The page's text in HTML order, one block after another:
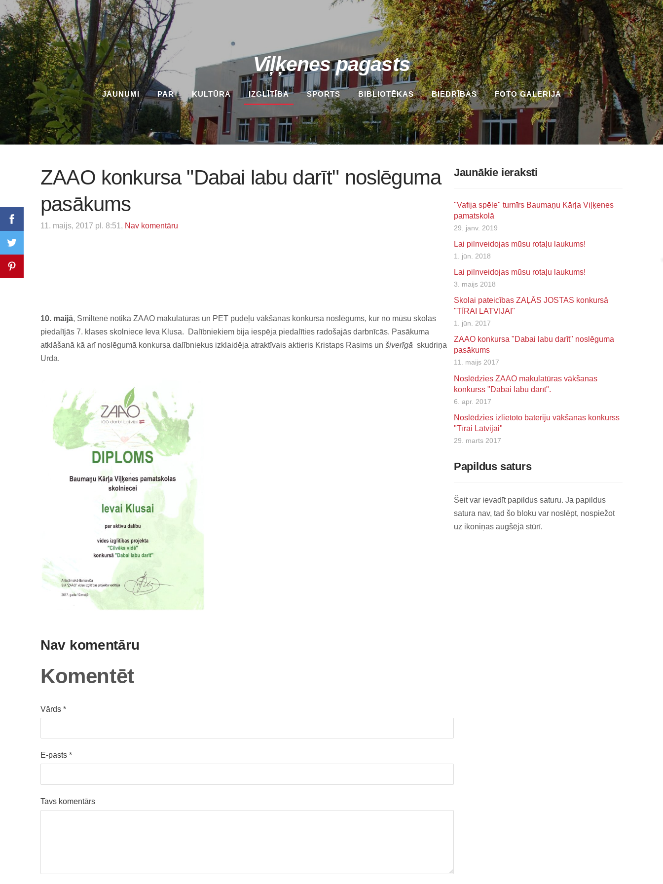
Viļķenes pagasts
JAUNUMI PAR KULTŪRA IZGLĪTĪBA SPORTS BIBLIOTĒKAS BIEDRĪBAS FOTO GALERIJA
Jaunākie ieraksti
"Vafija spēle" turnīrs Baumaņu Kārļa Viļķenes
pamatskolā
29. janv. 2019
Lai pilnveidojas mūsu rotaļu laukums!
1. jūn. 2018
Lai pilnveidojas mūsu rotaļu laukums!
3. maijs 2018
Skolai pateicības ZAĻĀS JOSTAS konkursā
"TĪRAI LATVIJAI"
1. jūn. 2017
ZAAO konkursa "Dabai labu darīt" noslēguma
pasākums
11. maijs 2017
Noslēdzies ZAAO makulatūras vākšanas
konkurss "Dabai labu darīt".
6. apr. 2017
Noslēdzies izlietoto bateriju vākšanas konkurss
"Tīrai Latvijai"
29. marts 2017
Papildus saturs
Šeit var ievadīt papildus saturu. Ja papildus
satura nav, tad šo bloku var noslēpt, nospiežot
uz ikoniņas augšējā stūrī.
ZAAO konkursa "Dabai labu darīt" noslēguma
pasākums
11. maijs, 2017 pl. 8:51, Nav komentāru
10. maijā, Smiltenē notika ZAAO makulatūras un PET pudeļu vākšanas konkursa noslēgums, kur no mūsu skolas
piedalījās 7. klases skolniece Ieva Klusa. Dalībniekiem bija iespēja piedalīties radošajās darbnīcās. Pasākuma
atklāšanā kā arī noslēgumā konkursa dalībniekus izklaidēja atraktīvais aktieris Kristaps Rasims un šiverīgā skudriņa
Urda.
Nav komentāru
Komentēt
Vārds *
E-pasts *
Tavs komentārs